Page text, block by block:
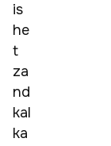
is
he
t
za
nd
kal
ka